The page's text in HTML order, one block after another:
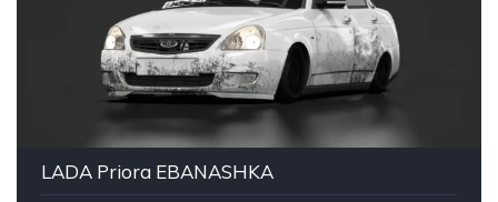
LADA Priora EBANASHKA